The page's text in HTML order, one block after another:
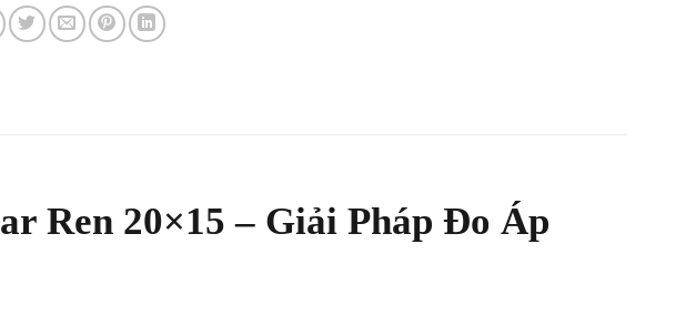
Ren 20×15 – Giải Pháp Đo Áp